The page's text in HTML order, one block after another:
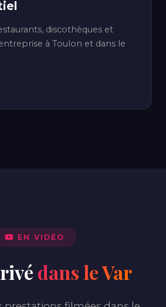
discothèques et
à Toulon et dans le
EN VIDÉO
dans le Var